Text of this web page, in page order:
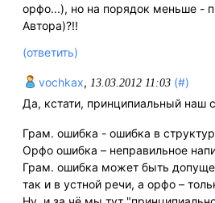
орфо...), но на порядок меньше -
Автора)?!!
(ответить)
vochkax, 13.03.2012 11:03 (#)
Да, кстати, принципиальный наш
Грам. ошибка - ошибка в
Орфо ошибка – неправильное
Грам. ошибка может быть
так и в устной речи, а орфо –